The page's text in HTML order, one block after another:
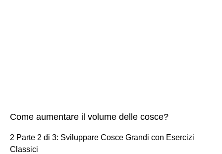
Come aumentare il volume delle cosce?
2 Parte 2 di 3: Sviluppare Cosce Grandi con Esercizi
Classici